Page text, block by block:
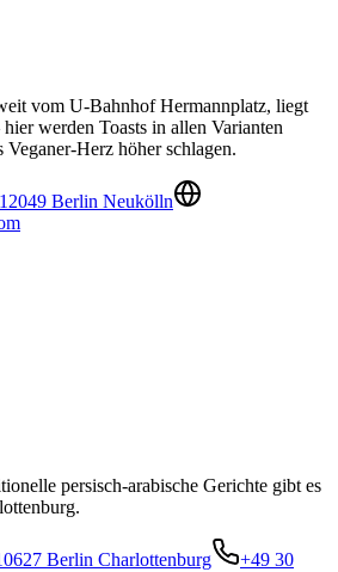
vom U-Bahnhof Hermannplatz, liegt
werden Toasts in allen Varianten
Veganer-Herz höher schlagen.
Berlin Neukölln
persisch-arabische Gerichte gibt es
Berlin Charlottenburg
+49 30